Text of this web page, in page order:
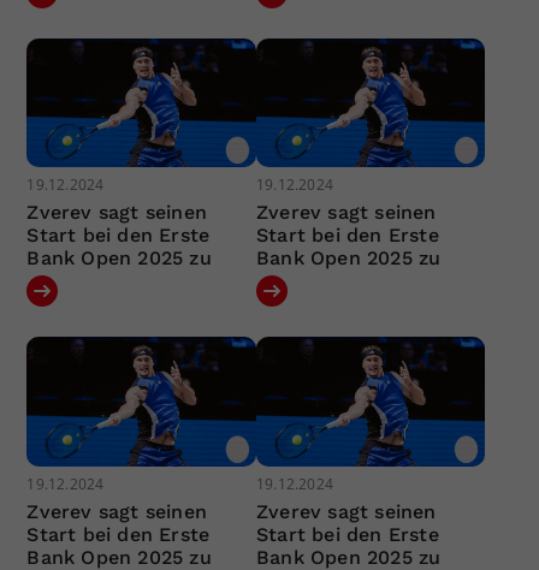
19.12.2024
Zverev sagt seinen
Start bei den Erste
Bank Open 2025 zu
19.12.2024
Zverev sagt seinen
Start bei den Erste
Bank Open 2025 zu
19.12.2024
Zverev sagt seinen
Start bei den Erste
Bank Open 2025 zu
19.12.2024
Zverev sagt seinen
Start bei den Erste
Bank Open 2025 zu